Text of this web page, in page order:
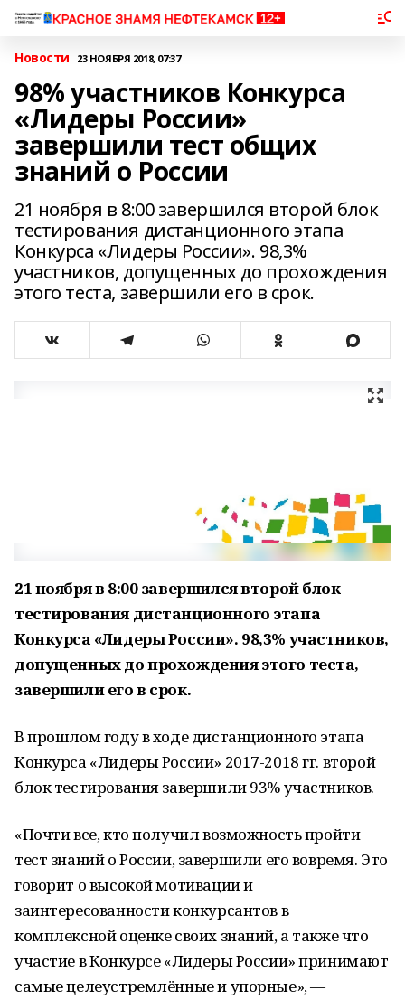
Новости 23 НОЯБРЯ 2018, 07:37
98% участников Конкурса
«Лидеры России»
завершили тест общих
знаний о России
21 ноября в 8:00 завершился второй блок
тестирования дистанционного этапа
Конкурса «Лидеры России». 98,3%
участников, допущенных до прохождения
этого теста, завершили его в срок.
21 ноября в 8:00 завершился второй блок
тестирования дистанционного этапа
Конкурса «Лидеры России». 98,3% участников,
допущенных до прохождения этого теста,
завершили его в срок.
В прошлом году в ходе дистанционного этапа
Конкурса «Лидеры России» 2017-2018 гг. второй
блок тестирования завершили 93% участников.
«Почти все, кто получил возможность пройти
тест знаний о России, завершили его вовремя. Это
говорит о высокой мотивации и
заинтересованности конкурсантов в
комплексной оценке своих знаний, а также что
участие в Конкурсе «Лидеры России» принимают
самые целеустремлённые и упорные», —